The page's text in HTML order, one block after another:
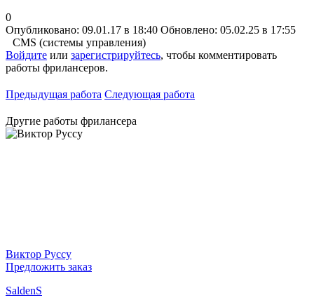
0
Опубликовано: 09.01.17 в 18:40 Обновлено: 05.02.25 в 17:55
CMS (системы управления)
Войдите или зарегистрируйтесь, чтобы комментировать
работы фрилансеров.
Предыдущая работа Следующая работа
Другие работы фрилансера
Виктор Руссу
Предложить заказ
SaldenS